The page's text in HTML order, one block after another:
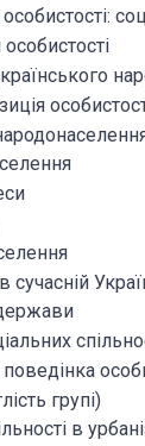
сучасній
групі)
в